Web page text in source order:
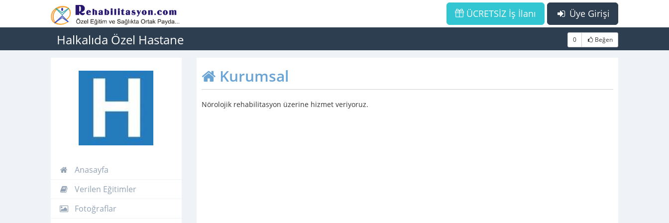
Üye Girişi
ÜCRETSİZ İş İlanı
Halkalıda Özel Hastane 0 Beğen
Anasayfa
Verilen Eğitimler
Fotoğraflar
Kurumsal
Nörolojik rehabilitasyon üzerine hizmet veriyoruz.